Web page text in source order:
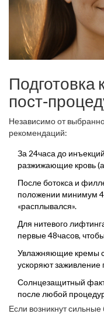
Подготовка
Независимо от
рекомендаций:
За 24часа до
разжижающие кровь
После ботокса и
положении минимум
«расплывался».
Для нитевого
первые 48часов,
Увлажняющие кремы с
ускоряют заживление
Солнцезащитный
после любой
Если возникнут